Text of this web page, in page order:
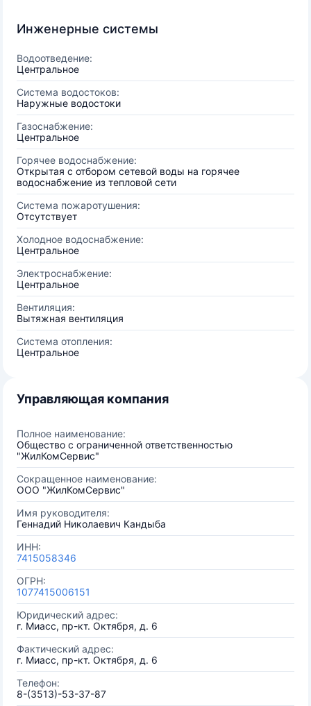
Инженерные системы
Водоотведение:
Центральное
Система водостоков:
Наружные водостоки
Газоснабжение:
Центральное
Горячее водоснабжение:
Открытая с отбором сетевой воды на горячее
водоснабжение из тепловой сети
Система пожаротушения:
Отсутствует
Холодное водоснабжение:
Центральное
Электроснабжение:
Центральное
Вентиляция:
Вытяжная вентиляция
Система отопления:
Центральное
Управляющая компания
Полное наименование:
Общество с ограниченной ответственностью
"ЖилКомСервис"
Сокращенное наименование:
ООО "ЖилКомСервис"
Имя руководителя:
Геннадий Николаевич Кандыба
ИНН:
7415058346
ОГРН:
1077415006151
Юридический адрес:
г. Миасс, пр-кт. Октября, д. 6
Фактический адрес:
г. Миасс, пр-кт. Октября, д. 6
Телефон:
8-(3513)-53-37-87